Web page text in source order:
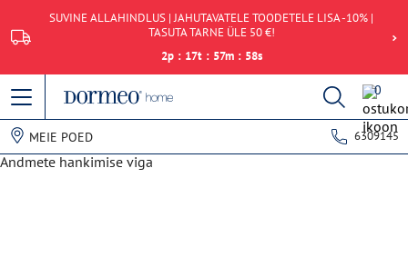
SUVINE ALLAHINDLUS | JAHUTAVATELE TOODETELE LISA -10% |
TASUTA TARNE ÜLE 50 €!
2p : 17t : 57m : 58s
0
MEIE POED 6309145
Andmete hankimise viga